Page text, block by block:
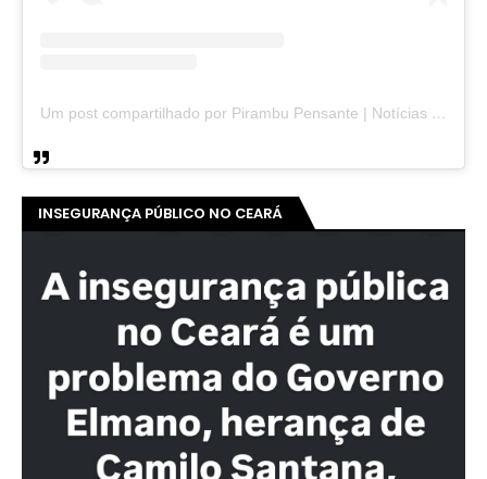
Um post compartilhado por Pirambu Pensante | Notícias & Entretenimento (@pirambupensante)
INSEGURANÇA PÚBLICO NO CEARÁ